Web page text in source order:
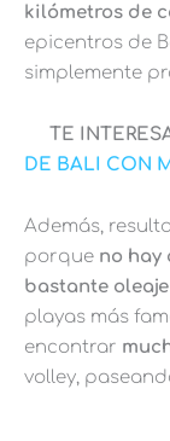
kilómetros de
epicentros de
simplemente
TE
DE BALI CON
Además,
porque no hay
bastante oleaje
playas más
encontrar
volley,